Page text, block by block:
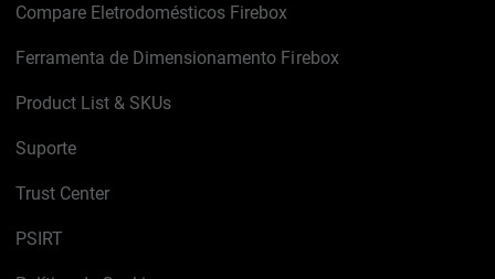
Compare Eletrodomésticos Firebox
Ferramenta de Dimensionamento Firebox
Product List & SKUs
Suporte
Trust Center
PSIRT